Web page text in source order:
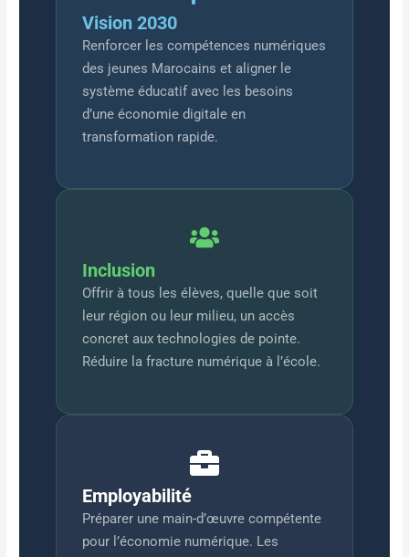
Vision 2030
Renforcer les compétences numériques
des jeunes Marocains et aligner le
système éducatif avec les besoins
d’une économie digitale en
transformation rapide.
Inclusion
Offrir à tous les élèves, quelle que soit
leur région ou leur milieu, un accès
concret aux technologies de pointe.
Réduire la fracture numérique à l’école.
Employabilité
Préparer une main-d’œuvre compétente
pour l’économie numérique. Les